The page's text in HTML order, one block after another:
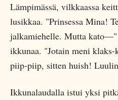
Lämpimässä, vilkkaassa
lusikkaa. "Prinsessa Mina!
jalkamiehelle. Mutta kato—"
ikkunaa. "Jotain meni
piip-piip, sitten huish!
Ikkunalaudalla istui yksi